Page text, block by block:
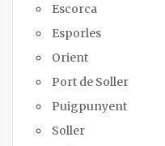
Escorca
Esporles
Orient
Port de Soller
Puigpunyent
Soller